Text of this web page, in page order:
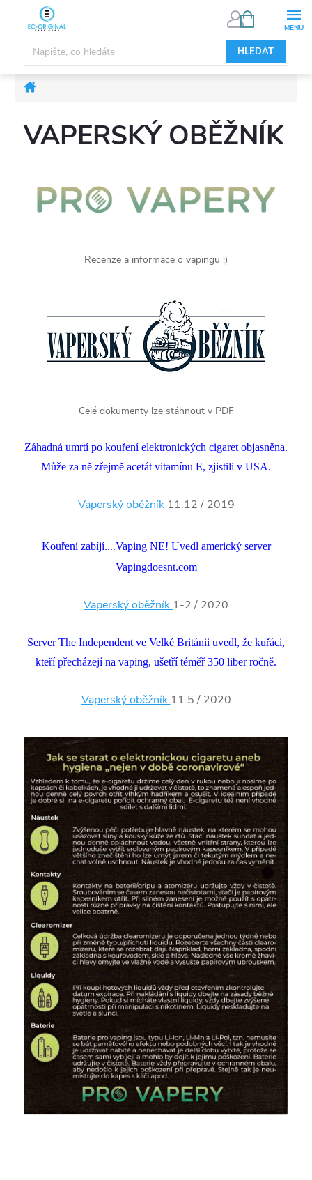
obsah
HLEDAT
NÁKUPNÍ
VAPERSKÝ OBĚŽNÍK
Recenze a informace o vapingu :)
Celé dokumenty lze stáhnout v PDF
Záhadná umrtí po kouření elektronických cigaret objasněna.
Může za ně zřejmě acetát vitamínu E, zjistili v USA.
Vaperský oběžník 11.12 / 2019
Kouření zabíjí....Vaping NE! Uvedl americký server
Vapingdoesnt.com
Vaperský oběžník 1-2 / 2020
Server The Independent ve Velké Británii uvedl, že kuřáci,
kteří přecházejí na vaping, ušetří téměř 350 liber ročně.
Vaperský oběžník 11.5 / 2020